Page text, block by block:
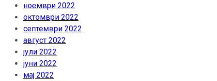
ноември 2022
октомври 2022
септември 2022
август 2022
јули 2022
јуни 2022
мај 2022